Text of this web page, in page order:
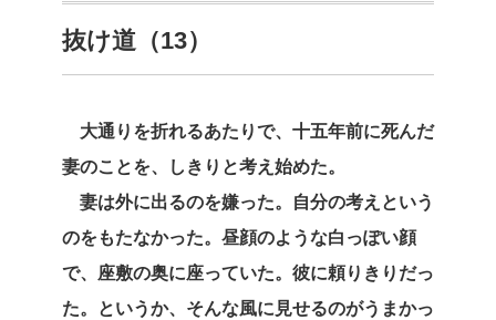
抜け道（13）
大通りを折れるあたりで、十五年前に死んだ
妻のことを、しきりと考え始めた。
妻は外に出るのを嫌った。自分の考えという
のをもたなかった。昼顔のような白っぽい顔
で、座敷の奥に座っていた。彼に頼りきりだっ
た。というか、そんな風に見せるのがうまかっ